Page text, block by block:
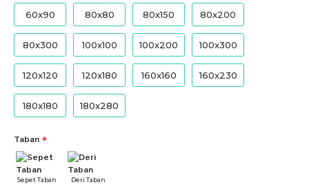
60x90
80x80 80x150 80x200
80x300 100x100 100x200 100x300
120x120 120x180 160x160 160x230
180x180 180x280
Taban
Sepet Taban Deri Taban